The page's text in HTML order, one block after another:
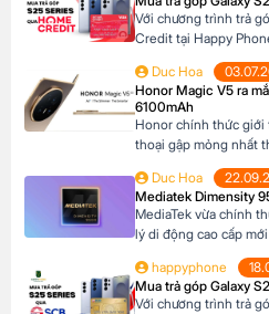
khả năng tài chính
Với chương trình trả
Credit tại Happy
linh hoạt lựa chọn kỳ
hợp với khả năng tài
Duc Hoa
Honor Magic V5 ra
6100mAh
Honor chính thức giới
thoại gập mỏng nhất
lượng 217g, pin dung
AI tiên tiến, Honor
flagship […]
Duc Hoa
Mediatek Dimensity
MediaTek vừa chính
lý di động cao cấp
trọng trong dòng sản
trúc tiên tiến và các
hiệu quả năng lượng
happyphone
Mua trả góp Galaxy
Với chương trình trả